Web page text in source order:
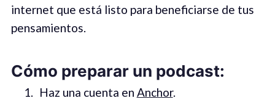
internet que está listo para beneficiarse de tus
pensamientos.
Cómo preparar un podcast:
Haz una cuenta en Anchor.